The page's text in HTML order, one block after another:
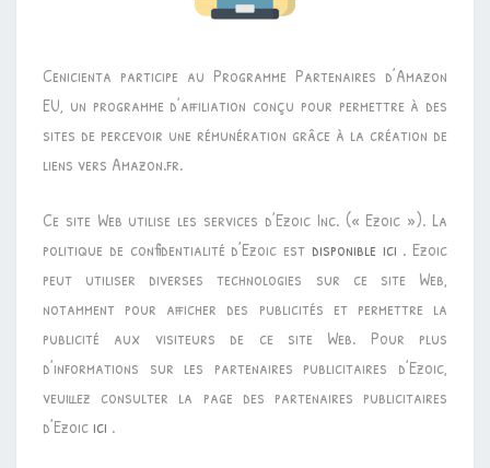
Cenicienta participe au Programme Partenaires d’Amazon
EU, un programme d’affiliation conçu pour permettre à des
sites de percevoir une rémunération grâce à la création de
liens vers Amazon.fr.
Ce site Web utilise les services d’Ezoic Inc. (« Ezoic »). La
politique de confidentialité d’Ezoic est disponible ici . Ezoic
peut utiliser diverses technologies sur ce site Web,
notamment pour afficher des publicités et permettre la
publicité aux visiteurs de ce site Web. Pour plus
d’informations sur les partenaires publicitaires d’Ezoic,
veuillez consulter la page des partenaires publicitaires
d’Ezoic ici .